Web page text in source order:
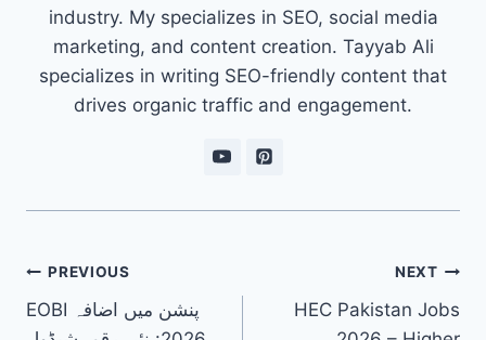
industry. My specializes in SEO, social media
marketing, and content creation. Tayyab Ali
specializes in writing SEO-friendly content that
drives organic traffic and engagement.
Post
navigation
PREVIOUS
EOBI پنشن میں اضافہ
NEXT
HEC Pakistan Jobs